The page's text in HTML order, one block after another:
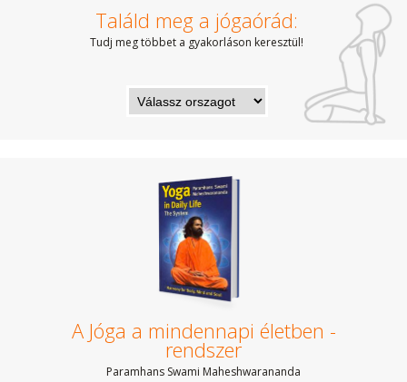
Találd meg a jógaórád:
Tudj meg többet a gyakorláson keresztül!
A Jóga a mindennapi életben -
rendszer
Paramhans Swami Maheshwarananda